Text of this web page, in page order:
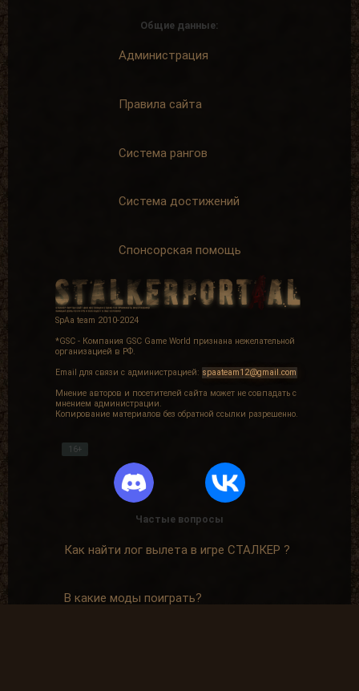
Общие данные:
Администрация
Правила сайта
Система рангов
Система достижений
Спонсорская помощь
SpAa team 2010-2024
*GSC - Компания GSC Game World признана нежелательной
организацией в РФ.
Email для связи с администрацией: spaateam12@gmail.com
Мнение авторов и посетителей сайта может не совпадать с
мнением администрации.
Копирование материалов без обратной ссылки разрешенно.
16+
Частые вопросы
Как найти лог вылета в игре СТАЛКЕР ?
В какие моды поиграть?